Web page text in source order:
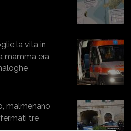
la vita in
mamma era
malmenano
tre